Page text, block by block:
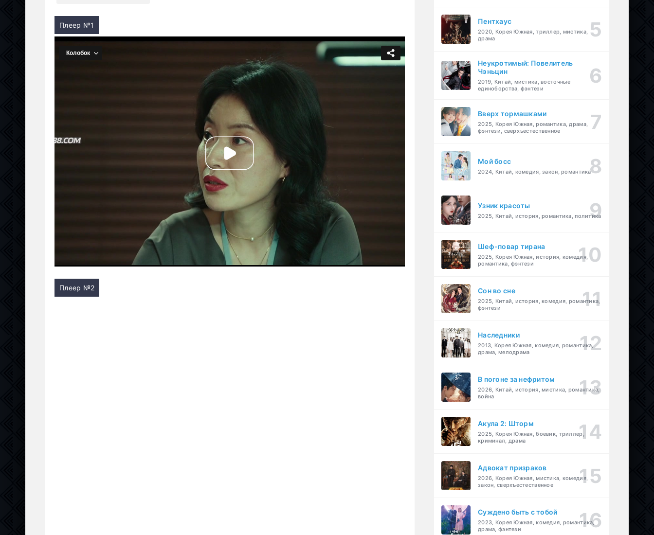
Плеер №1
Плеер №2
Пентхаус
2020, Корея Южная, триллер, мистика,
драма
Неукротимый: Повелитель
Чэньцин
2019, Китай, мистика, восточные
единоборства, фэнтези
Вверх тормашками
2025, Корея Южная, романтика, драма,
фэнтези, сверхъестественное
Мой босс
2024, Китай, комедия, закон, романтика
Узник красоты
2025, Китай, история, романтика, политика
Шеф-повар тирана
2025, Корея Южная, история, комедия,
романтика, фэнтези
Cон во сне
2025, Китай, история, комедия, романтика,
фэнтези
Наследники
2013, Корея Южная, комедия, романтика,
драма, мелодрама
В погоне за нефритом
2026, Китай, история, мистика, романтика,
война
Акула 2: Шторм
2025, Корея Южная, боевик, триллер,
криминал, драма
Адвокат призраков
2026, Корея Южная, мистика, комедия,
закон, сверхъестественное
Суждено быть с тобой
2023, Корея Южная, комедия, романтика,
драма, фэнтези